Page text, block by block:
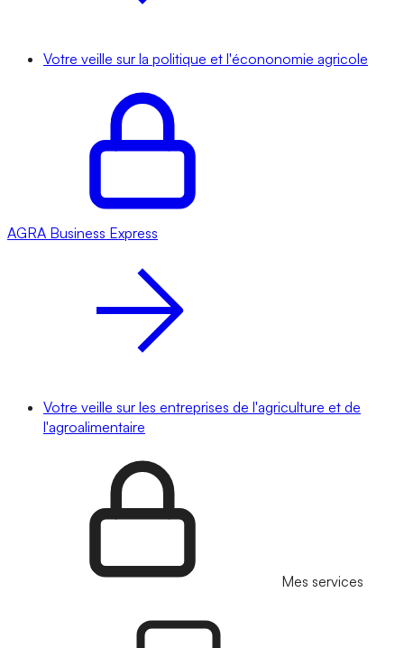
Votre veille sur la politique et l'écononomie agricole
AGRA Business Express
Votre veille sur les entreprises de l'agriculture et de
l'agroalimentaire
Mes services